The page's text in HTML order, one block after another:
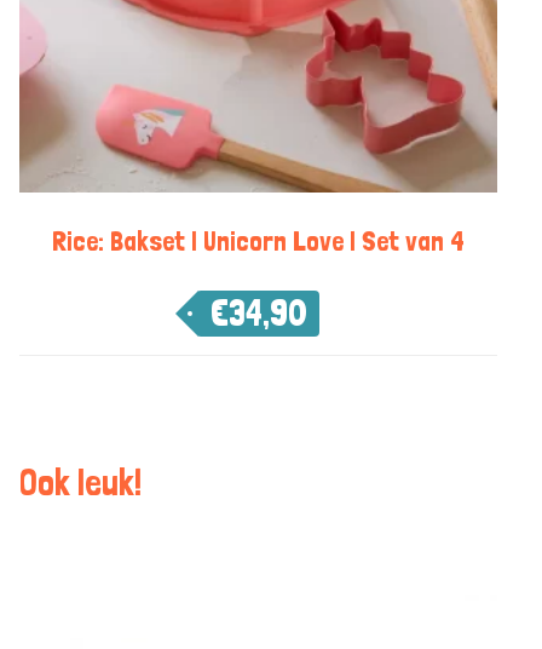
Rice: Bakset | Unicorn Love | Set van 4
€34,90
Ook leuk!